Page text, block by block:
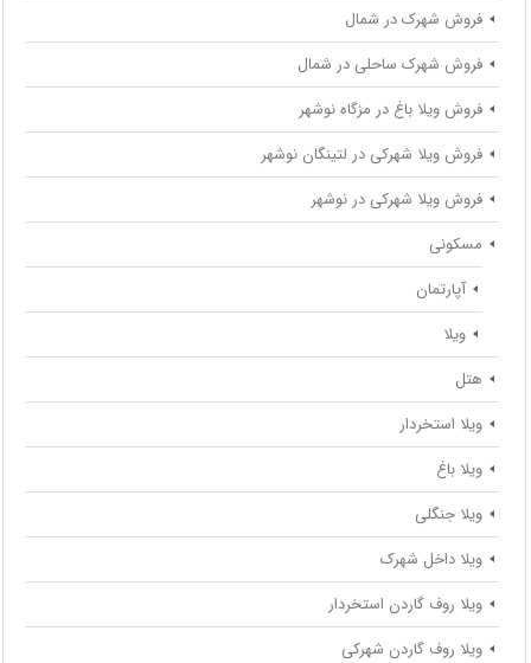
فروش شهرک در شمال
فروش شهرک ساحلی در شمال
فروش ویلا باغ در مزگاه نوشهر
فروش ویلا شهرکی در لتینگان نوشهر
فروش ویلا شهرکی در نوشهر
مسکونی
آپارتمان
ویلا
هتل
ویلا استخردار
ویلا باغ
ویلا جنگلی
ویلا داخل شهرک
ویلا روف گاردن استخردار
ویلا روف گاردن شهرکی